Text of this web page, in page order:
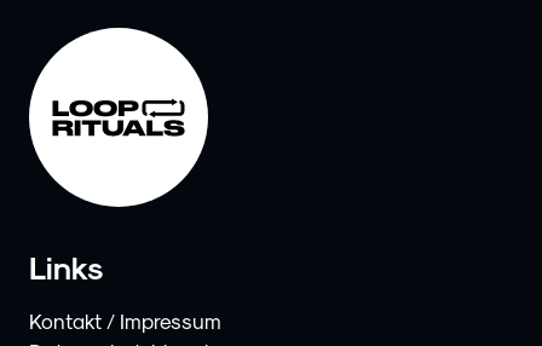
Links
Kontakt / Impressum